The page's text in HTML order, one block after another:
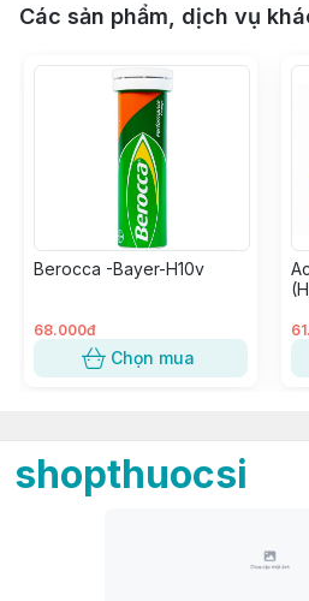
Các sản phẩm, dịch vụ
Berocca -Bayer-H10v
68.000đ
Chọn mua
shopthuocsi